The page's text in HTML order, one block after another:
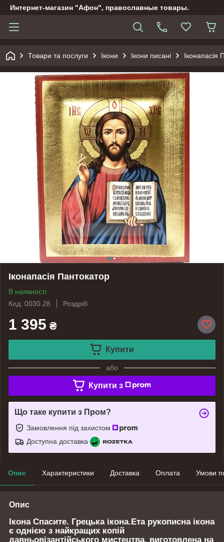
Интернет-магазин "Афон", православные товары.
Товари та послуги Ікони Ікони писані Іконапасія
Іконапасія Пантокатор
В наявності
Код: 0030.28
Роздріб
1 395 ₴
Купити
або
Купити з
Що таке купити з Пром?
Замовлення під захистом
Доступна доставка
Опис Характеристики Доставка Оплата Умови
Опис
Ікона Спасите. Грецька ікона.Ета рукописна ікона
є однією з найкращих копій
давньовізантійського мистецтва, виготовлена на